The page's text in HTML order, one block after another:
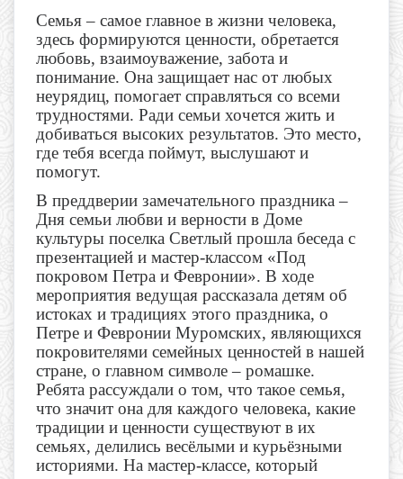
Семья – самое главное в жизни человека,
здесь формируются ценности, обретается
любовь, взаимоуважение, забота и
понимание. Она защищает нас от любых
неурядиц, помогает справляться со всеми
трудностями. Ради семьи хочется жить и
добиваться высоких результатов. Это место,
где тебя всегда поймут, выслушают и
помогут.
В преддверии замечательного праздника –
Дня семьи любви и верности в Доме
культуры поселка Светлый прошла беседа с
презентацией и мастер-классом «Под
покровом Петра и Февронии». В ходе
мероприятия ведущая рассказала детям об
истоках и традициях этого праздника, о
Петре и Февронии Муромских, являющихся
покровителями семейных ценностей в нашей
стране, о главном символе – ромашке.
Ребята рассуждали о том, что такое семья,
что значит она для каждого человека, какие
традиции и ценности существуют в их
семьях, делились весёлыми и курьёзными
историями. На мастер-классе, который